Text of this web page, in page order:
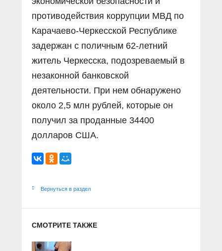
противодействия коррупции МВД по
Карачаево-Черкесской Республике
задержан с поличным 62-летний
житель Черкесска, подозреваемый в
незаконной банковской
деятельности. При нем обнаружено
около 2,5 млн рублей, которые он
получил за проданные 34400
долларов США.
Вернуться в раздел
СМОТРИТЕ ТАКЖЕ